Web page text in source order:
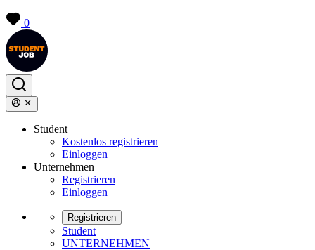
0
Student
Kostenlos registrieren
Einloggen
Unternehmen
Registrieren
Einloggen
Registrieren
Student
UNTERNEHMEN